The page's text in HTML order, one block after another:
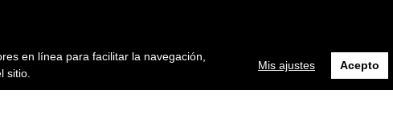
en línea para facilitar la navegación,
sitio.
Mis ajustes Acepto
Condiciones de uso Política de protección de datos